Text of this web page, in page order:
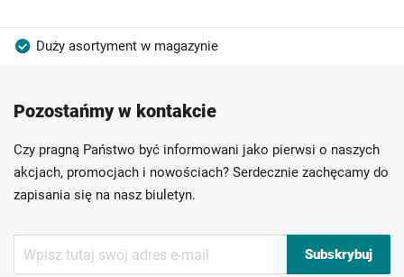
Duży asortyment w magazynie
Szybka dostawa
Indywidualni doradcy
Ponad 40 lat doświadczenia
Możliwość własnego etykietowania
Pozostańmy w kontakcie
Czy pragną Państwo być informowani jako pierwsi o naszych
akcjach, promocjach i nowościach? Serdecznie zachęcamy do
zapisania się na nasz biuletyn.
nasz
Subskrybuj